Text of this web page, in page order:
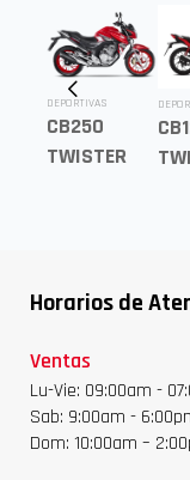
DEPORTIVAS
CB250
TWISTER
Horarios de
Ventas
Lu-Vie: 09:00am -
Sab: 9:00am -
Dom: 10:00am –